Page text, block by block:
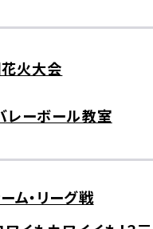
火大会
レーボール教室
ム・リーグ戦